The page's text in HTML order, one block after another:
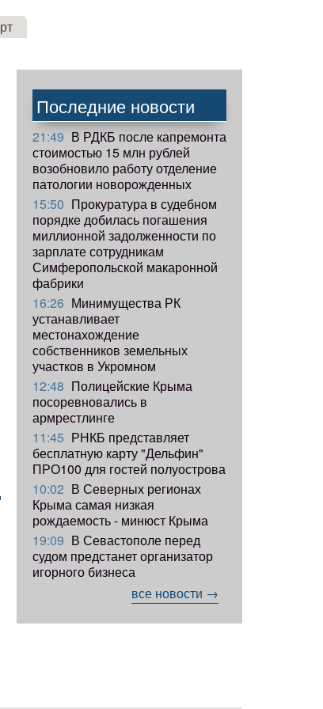
Последние новости
21:49 В РДКБ после капремонта
стоимостью 15 млн рублей
возобновило работу отделение
патологии новорожденных
15:50 Прокуратура в судебном
порядке добилась погашения
миллионной задолженности по
зарплате сотрудникам
Симферопольской макаронной
фабрики
16:26 Минимущества РК
устанавливает
местонахождение
собственников земельных
участков в Укромном
12:48 Полицейские Крыма
посоревновались в
армрестлинге
11:45 РНКБ представляет
бесплатную карту "Дельфин"
ПРО100 для гостей полуострова
10:02 В Северных регионах
Крыма самая низкая
рождаемость - минюст Крыма
19:09 В Севастополе перед
судом предстанет организатор
игорного бизнеса
все новости →